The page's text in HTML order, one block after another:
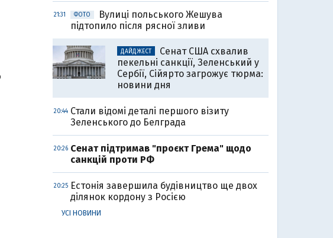
21:31 ФОТО
Вулиці польського Жешува
підтопило після рясної зливи
ДАЙДЖЕСТ
Сенат США схвалив
пекельні санкції, Зеленський у
Сербії, Сійярто загрожує тюрма:
новини дня
20:44 Стали відомі деталі першого візиту
Зеленського до Белграда
20:26 Cенат підтримав "проєкт Грема" щодо
санкцій проти РФ
20:25
Естонія завершила будівництво ще двох
ділянок кордону з Росією
УСІ НОВИНИ